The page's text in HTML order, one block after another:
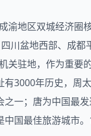
渝地区双城经济圈
川盆地西部、成
关驻地，作为重要
3000年历史，周
一；唐为中国最
国最佳旅游城市